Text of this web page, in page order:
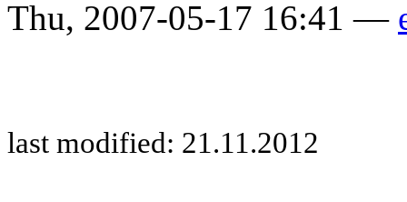
Thu, 2007-05-17 16:41 —
last modified: 21.11.2012